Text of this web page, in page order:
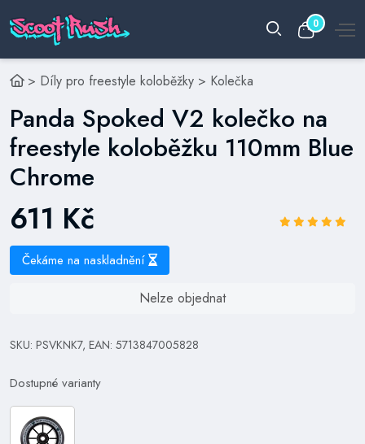
0
> Díly pro freestyle koloběžky > Kolečka
Panda Spoked V2 kolečko na
freestyle koloběžku 110mm Blue
Chrome
611 Kč
Čekáme na naskladnění
Nelze objednat
SKU: PSVKNK7, EAN: 5713847005828
Dostupné varianty